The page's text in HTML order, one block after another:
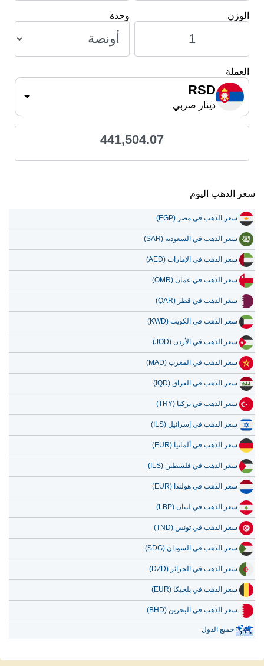
الوزن وحدة
العملة
RSD
دينار صربي
441,504.07
سعر الذهب اليوم
سعر الذهب في مصر (EGP)
سعر الذهب في السعودية (SAR)
سعر الذهب في الإمارات (AED)
سعر الذهب في عمان (OMR)
سعر الذهب في قطر (QAR)
سعر الذهب في الكويت (KWD)
سعر الذهب في الأردن (JOD)
سعر الذهب في المغرب (MAD)
سعر الذهب في العراق (IQD)
سعر الذهب في تركيا (TRY)
سعر الذهب في إسرائيل (ILS)
سعر الذهب في ألمانيا (EUR)
سعر الذهب في فلسطين (ILS)
سعر الذهب في هولندا (EUR)
سعر الذهب في لبنان (LBP)
سعر الذهب في تونس (TND)
سعر الذهب في السودان (SDG)
سعر الذهب في الجزائر (DZD)
سعر الذهب في بلجيكا (EUR)
سعر الذهب في البحرين (BHD)
جميع الدول